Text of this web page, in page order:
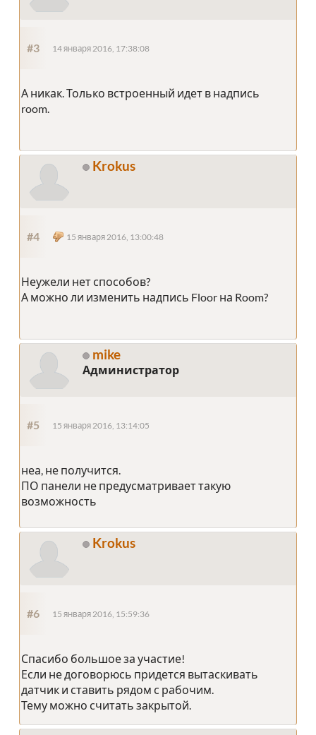
#3 14 января 2016, 17:38:08
А никак. Только встроенный идет в надпись
room.
Krokus
#4 15 января 2016, 13:00:48
Неужели нет способов?
А можно ли изменить надпись Floor на Room?
mike
Администратор
#5 15 января 2016, 13:14:05
неа, не получится.
ПО панели не предусматривает такую
возможность
Krokus
#6 15 января 2016, 15:59:36
Спасибо большое за участие!
Если не договорюсь придется вытаскивать
датчик и ставить рядом с рабочим.
Тему можно считать закрытой.